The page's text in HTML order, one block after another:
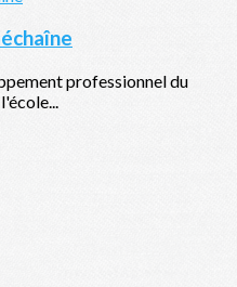
professionnel du